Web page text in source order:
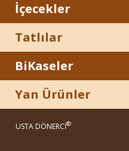
İçecekler
Tatlılar
BiKaseler
Yan Ürünler
USTA DÖNERCİ®